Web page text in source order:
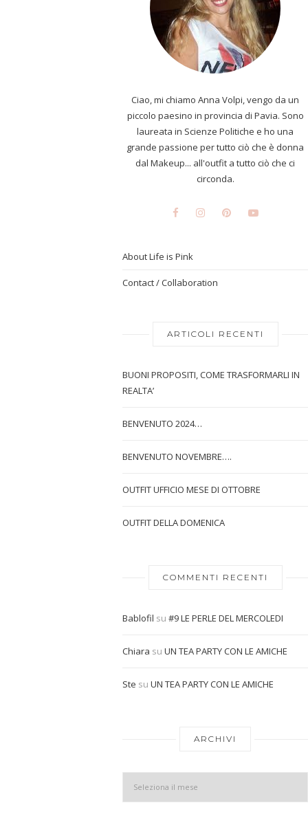
Ciao, mi chiamo Anna Volpi, vengo da un
piccolo paesino in provincia di Pavia. Sono
laureata in Scienze Politiche e ho una
grande passione per tutto ciò che è donna
dal Makeup... all'outfit a tutto ciò che ci
circonda.
About Life is Pink
Contact / Collaboration
ARTICOLI RECENTI
BUONI PROPOSITI, COME TRASFORMARLI IN
REALTA’
BENVENUTO 2024…
BENVENUTO NOVEMBRE….
OUTFIT UFFICIO MESE DI OTTOBRE
OUTFIT DELLA DOMENICA
COMMENTI RECENTI
Bablofil su #9 LE PERLE DEL MERCOLEDI
Chiara su UN TEA PARTY CON LE AMICHE
Ste su UN TEA PARTY CON LE AMICHE
ARCHIVI